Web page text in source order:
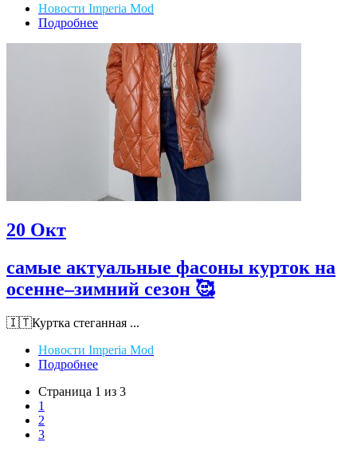
Новости Imperia Mod
Подробнее
20 Окт
самые актуальные фасоны курток на
осенне–зимний сезон 🥰
🇮🇹Куртка стеганная ...
Новости Imperia Mod
Подробнее
Страница 1 из 3
1
2
3